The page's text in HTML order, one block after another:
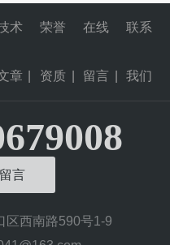
术
章
荣誉
资质
在线
留言
联系
我们
言
区西南路590号1-9